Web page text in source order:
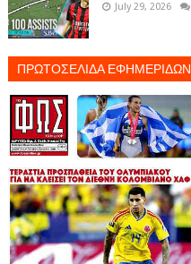
July 29, 2026
ΠΡΩΤΟΣΕΛΙΔΑ ΕΦΗΜΕΡΙΔΩΝ